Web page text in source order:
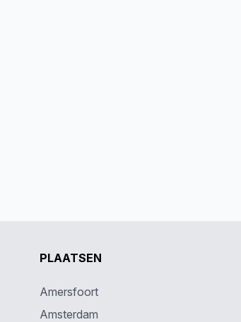
PLAATSEN
Amersfoort
Amsterdam